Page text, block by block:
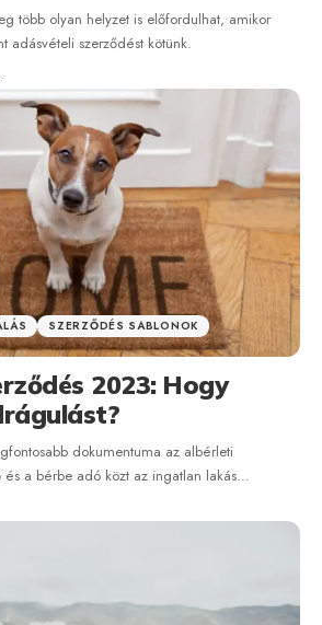
több olyan helyzet is előfordulhat, amikor
adásvételi szerződést kötünk.
SZERZŐDÉS SABLONOK
2023: Hogy
dokumentuma az albérleti
a bérbe adó közt az ingatlan lakás…